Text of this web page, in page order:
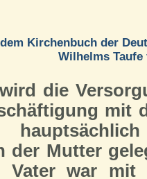
Kirchenbuch der
Wilhelms
die
mit
der Mutter
Vater war mit